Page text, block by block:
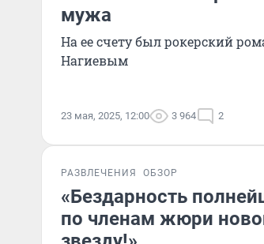
мужа
На ее счету был рокерский
Нагиевым
23 мая, 2025, 12:00 3 964 2
РАЗВЛЕЧЕНИЯ ОБЗОР
«Бездарность
по членам жюри